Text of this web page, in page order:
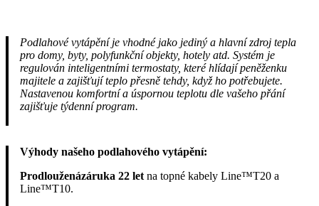
Podlahové vytápění je vhodné jako jediný a hlavní zdroj tepla
pro domy, byty, polyfunkční objekty, hotely atd. Systém je
regulován inteligentními termostaty, které hlídají peněženku
majitele a zajišťují teplo přesně tehdy, když ho potřebujete.
Nastavenou komfortní a úspornou teplotu dle vašeho přání
zajišťuje týdenní program.
Výhody našeho podlahového vytápění:
Prodlouženázáruka 22 letna topné kabely Line™T20 a
Line™T10.